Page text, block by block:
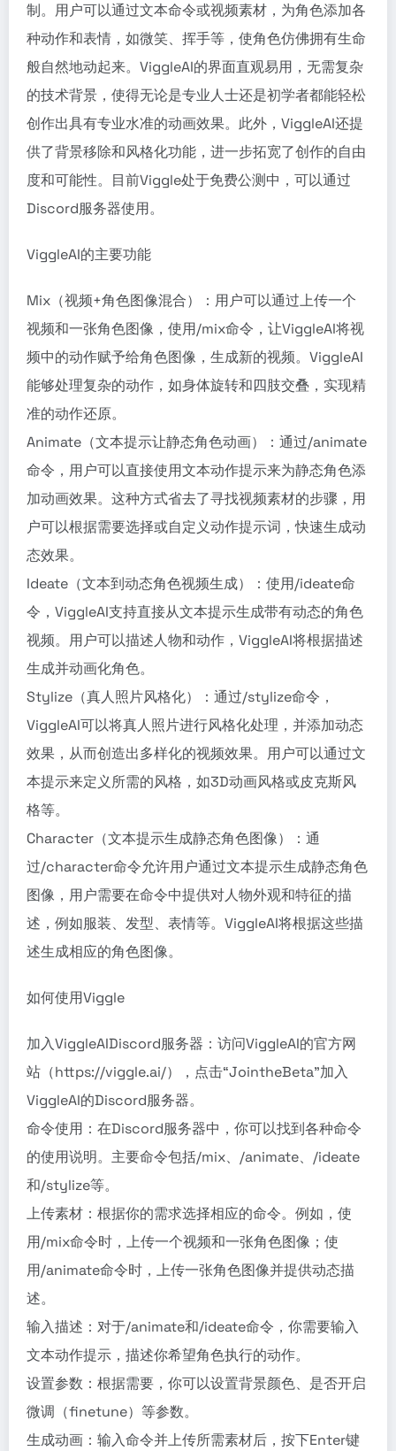
制。用户可以通过文本命令或视频素材，为角色添加各
种动作和表情，如微笑、挥手等，使角色仿佛拥有生命
般自然地动起来。ViggleAI的界面直观易用，无需复杂
的技术背景，使得无论是专业人士还是初学者都能轻松
创作出具有专业水准的动画效果。此外，ViggleAI还提
供了背景移除和风格化功能，进一步拓宽了创作的自由
度和可能性。目前Viggle处于免费公测中，可以通过
Discord服务器使用。
ViggleAI的主要功能
Mix（视频+角色图像混合）：用户可以通过上传一个
视频和一张角色图像，使用/mix命令，让ViggleAI将视
频中的动作赋予给角色图像，生成新的视频。ViggleAI
能够处理复杂的动作，如身体旋转和四肢交叠，实现精
准的动作还原。
Animate（文本提示让静态角色动画）：通过/animate
命令，用户可以直接使用文本动作提示来为静态角色添
加动画效果。这种方式省去了寻找视频素材的步骤，用
户可以根据需要选择或自定义动作提示词，快速生成动
态效果。
Ideate（文本到动态角色视频生成）：使用/ideate命
令，ViggleAI支持直接从文本提示生成带有动态的角色
视频。用户可以描述人物和动作，ViggleAI将根据描述
生成并动画化角色。
Stylize（真人照片风格化）：通过/stylize命令，
ViggleAI可以将真人照片进行风格化处理，并添加动态
效果，从而创造出多样化的视频效果。用户可以通过文
本提示来定义所需的风格，如3D动画风格或皮克斯风
格等。
Character（文本提示生成静态角色图像）：通
过/character命令允许用户通过文本提示生成静态角色
图像，用户需要在命令中提供对人物外观和特征的描
述，例如服装、发型、表情等。ViggleAI将根据这些描
述生成相应的角色图像。
如何使用Viggle
加入ViggleAIDiscord服务器：访问ViggleAI的官方网
站（https://viggle.ai/），点击“JointheBeta”加入
ViggleAI的Discord服务器。
命令使用：在Discord服务器中，你可以找到各种命令
的使用说明。主要命令包括/mix、/animate、/ideate
和/stylize等。
上传素材：根据你的需求选择相应的命令。例如，使
用/mix命令时，上传一个视频和一张角色图像；使
用/animate命令时，上传一张角色图像并提供动态描
述。
输入描述：对于/animate和/ideate命令，你需要输入
文本动作提示，描述你希望角色执行的动作。
设置参数：根据需要，你可以设置背景颜色、是否开启
微调（finetune）等参数。
生成动画：输入命令并上传所需素材后，按下Enter键